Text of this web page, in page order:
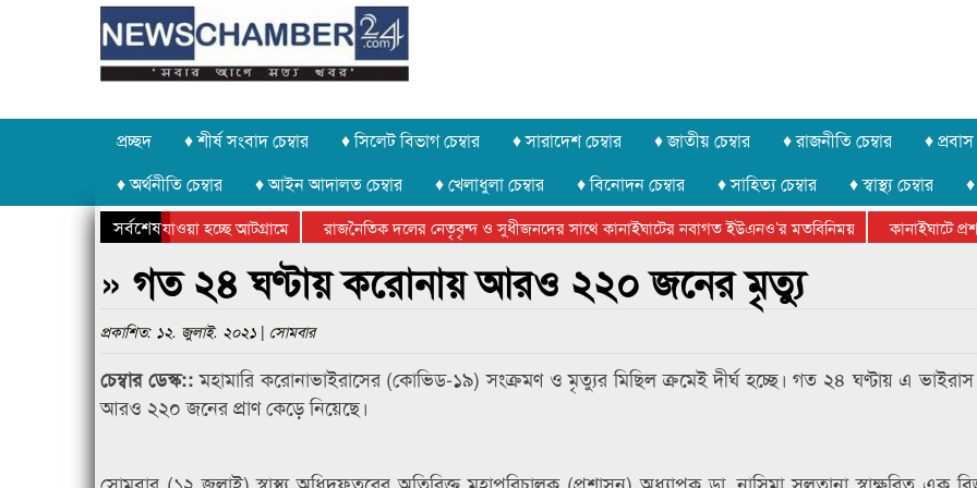
প্রচ্ছদ ♦ শীর্ষ সংবাদ চেম্বার ♦ সিলেট বিভাগ চেম্বার ♦ সারাদেশ চেম্বার ♦ জাতীয় চেম্বার ♦ রাজনীতি চেম্বার ♦ প্রবাস
♦ অর্থনীতি চেম্বার
♦ আইন আদালত চেম্বার ♦ খেলাধুলা চেম্বার ♦ বিনোদন চেম্বার ♦ সাহিত্য চেম্বার ♦ স্বাস্থ্য চেম্বার
সর্বশেষ
চুরি করে নিয়ে যাওয়া হচ্ছে আটগ্রামে রাজনৈতিক দলের নেতৃবৃন্দ ও সুধীজনদের সাথে কানাইঘাটের নবাগত ইউএনও’র মতবিনিময় কানাইঘাটে
ক্রীড়া প্রতিযোগিতার পুরস্কার বিতরণ সম্পন্ন
সিলেটে বাংলাদেশ গ্রুপ থিয়েটার ফেডারেশানের বিভাগীয় অভিনয় কর্মশালা সম্পন্ন
» গত ২৪ ঘণ্টায় করোনায় আরও ২২০ জনের মৃত্যু
প্রকাশিত: ১২. জুলাই. ২০২১ | সোমবার
চেম্বার ডেস্ক::মহামারি করোনাভাইরাসের (কোভিড-১৯) সংক্রমণ ও মৃত্যুর মিছিল ক্রমেই দীর্ঘ হচ্ছে। গত ২৪ ঘণ্টায় এ ভাইরাস
আরও ২২০ জনের প্রাণ কেড়ে নিয়েছে।